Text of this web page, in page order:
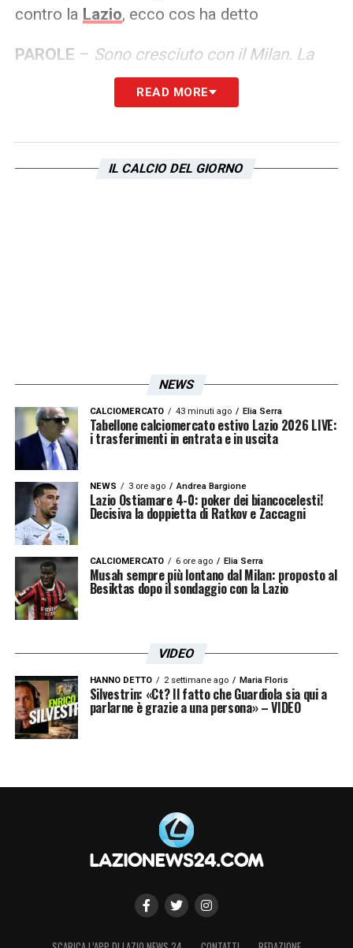
contro la Lazio, ecco cos ha detto
PAROLE – Sono cresciuto con il Milan. La
reputo una squadra eccellente.
spesso come voglio giocare. Sono sempre
positivo, siamo con il vento in poppa. Leao?
READ MORE
IL CALCIO DEL GIORNO
NEWS
CALCIOMERCATO 43 minuti ago Elia Serra
Tabellone calciomercato estivo Lazio 2026 LIVE:
i trasferimenti in entrata e in uscita
NEWS 3 ore ago Andrea Bargione
Lazio Ostiamare 4-0: poker dei biancocelesti!
Decisiva la doppietta di Ratkov e Zaccagni
CALCIOMERCATO 6 ore ago Elia Serra
Musah sempre più lontano dal Milan: proposto al
Besiktas dopo il sondaggio con la Lazio
VIDEO
HANNO DETTO 2 settimane ago Maria Floris
Silvestrin: «Ct? Il fatto che Guardiola sia qui a
parlarne è grazie a una persona» – VIDEO